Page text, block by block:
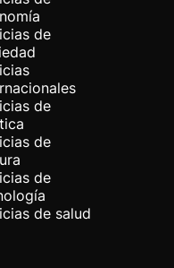
de
de
de
de
de salud